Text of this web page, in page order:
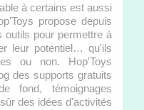
à certains est aussi
propose depuis
outils pour permettre à
leur potentiel… qu'ils
ou non. Hop'Toys
des supports gratuits
fond, témoignages
des idées d'activités